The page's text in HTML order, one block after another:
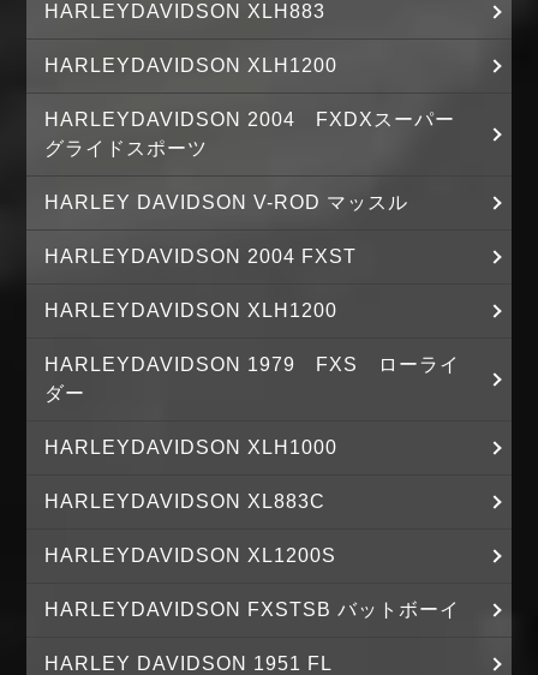
HARLEYDAVIDSON XLH883
HARLEYDAVIDSON XLH1200
HARLEYDAVIDSON 2004 FXDXスーパー
グライドスポーツ
HARLEY DAVIDSON V-ROD マッスル
HARLEYDAVIDSON 2004 FXST
HARLEYDAVIDSON XLH1200
HARLEYDAVIDSON 1979 FXS ローライ
ダー
HARLEYDAVIDSON XLH1000
HARLEYDAVIDSON XL883C
HARLEYDAVIDSON XL1200S
HARLEYDAVIDSON FXSTSB バットボーイ
HARLEY DAVIDSON 1951 FL